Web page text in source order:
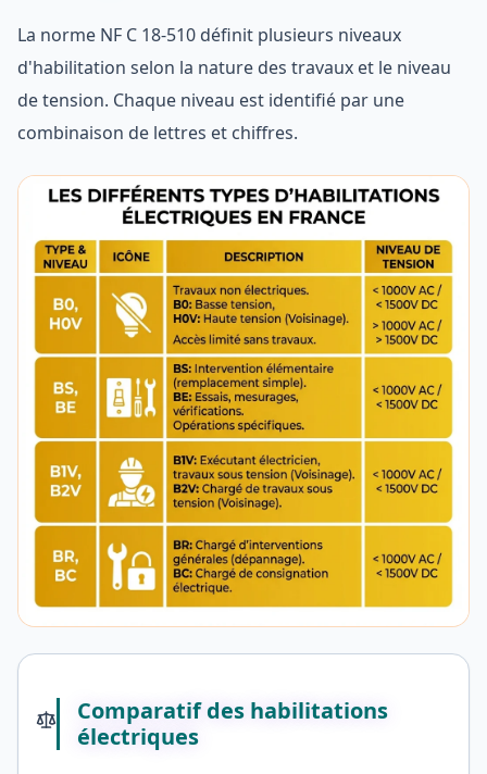
La norme NF C 18-510 définit plusieurs niveaux
d'habilitation selon la nature des travaux et le niveau
de tension. Chaque niveau est identifié par une
combinaison de lettres et chiffres.
Comparatif des habilitations
électriques